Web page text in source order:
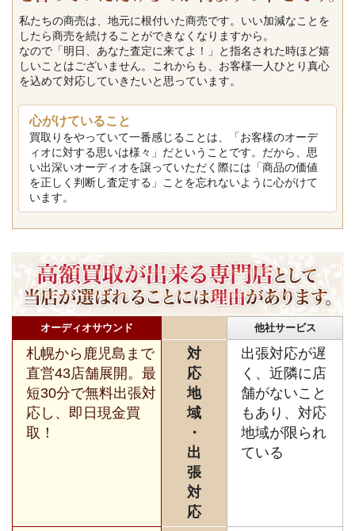
私たちの商売は、地元に根付いた商売です。いい加減なことを
したら商売を続けることができなくなりますから。
なので「明日、あなた査定に来てよ！」と指名された時ほど嬉
しいことはございません。これからも、お客様一人ひとり真心
を込めて対応していきたいと思っています。
心がけていること
買取りをやっていて一番感じることは、「お客様のオーデ
ィオに対する思いは様々」だということです。だから、思
い出深いオーディオを譲っていただく際には「商品の価値
を正しく判断し査定する」ことを忘れないように心がけて
います。
オーディオサウンド 他社サービス
札幌から鹿児島まで
直営43店舗展開。最
短30分で無料出張対
応し、即日現金買
取！
対
応
地
域
・
出
張
対
応
出張対応が遅
く、近隣に店
舗がないこと
もあり、対応
地域が限られ
ている